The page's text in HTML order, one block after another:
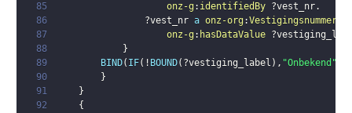
85
onz-g : identifiedBy ?vest_nr.
86
?vest_nr a onz-org :Vestigingsnummer
87
onz-g : hasDataValue
88
}
89
BIND( IF( ! BOUND( ?vestiging_label ) , "Onbekend"
90
}
91
}
92
{